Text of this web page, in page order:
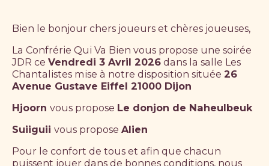
Bien le bonjour chers joueurs et chères joueuses,
La Confrérie Qui Va Bien vous propose une soirée
JDR ce Vendredi 3 Avril 2026 dans la salle Les
Chantalistes mise à notre disposition située 26
Avenue Gustave Eiffel 21000 Dijon
Hjoorn vous propose Le donjon de Naheulbeuk
Suiiguii vous propose Alien
Pour le confort de tous et afin que chacun
puissent jouer dans de bonnes conditions, nous